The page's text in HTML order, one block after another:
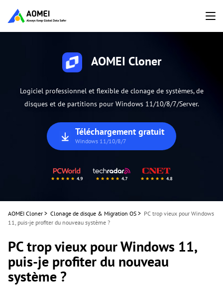
AOMEI Cloner
Logiciel professionnel et flexible de clonage de systèmes, de
disques et de partitions pour Windows 11/10/8/7/Server.
Téléchargement gratuit
Windows 11/10/8/7
AOMEI Cloner > Clonage de disque & Migration OS > PC trop vieux pour Windows
11, puis-je profiter du nouveau système ?
PC trop vieux pour Windows 11,
puis-je profiter du nouveau
système ?